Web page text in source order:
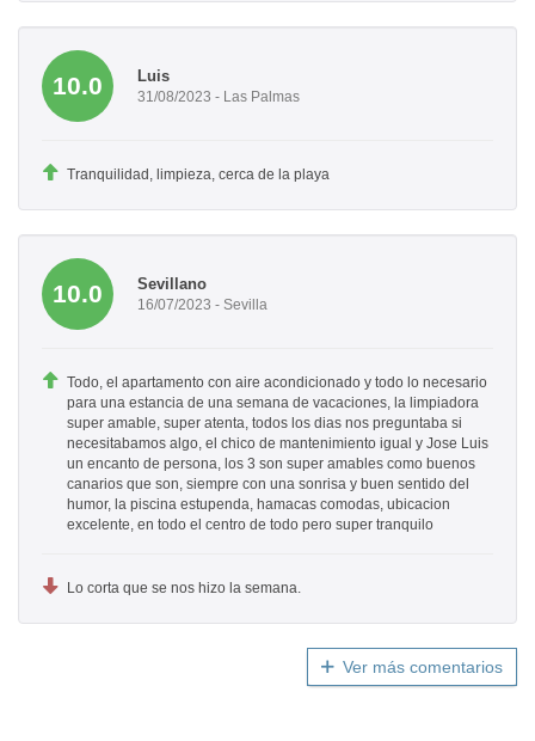
10.0 Luis
31/08/2023 - Las Palmas
Tranquilidad, limpieza, cerca de la playa
10.0 Sevillano
16/07/2023 - Sevilla
Todo, el apartamento con aire acondicionado y todo lo necesario
para una estancia de una semana de vacaciones, la limpiadora
super amable, super atenta, todos los dias nos preguntaba si
necesitabamos algo, el chico de mantenimiento igual y Jose Luis
un encanto de persona, los 3 son super amables como buenos
canarios que son, siempre con una sonrisa y buen sentido del
humor, la piscina estupenda, hamacas comodas, ubicacion
excelente, en todo el centro de todo pero super tranquilo
Lo corta que se nos hizo la semana.
Ver más comentarios